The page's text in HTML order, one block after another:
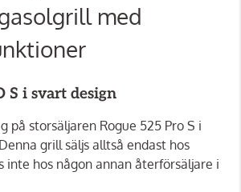
med
S i svart design
på storsäljaren Rogue 525 Pro S i
grill säljs alltså endast hos
inte hos någon annan återförsäljare i